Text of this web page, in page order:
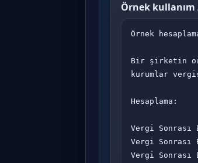
Örnek
Örnek
Bir şirketin
kurumlar
Hesaplama:
Vergi
Vergi Sonrası
Vergi Sonrası